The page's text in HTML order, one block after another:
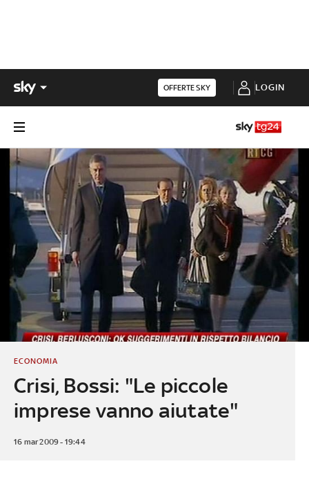
OFFERTE SKY LOGIN
Crisi, Bossi: "Le piccole
imprese vanno aiutate"
ECONOMIA
16 mar 2009 - 19:44